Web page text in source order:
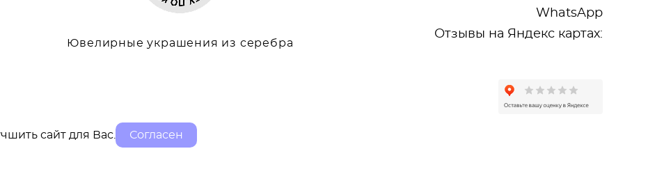
сайт для Вас. Согласен
Ювелирные украшения из серебра
WhatsApp
Отзывы на Яндекс картах:
сайт от vigbo